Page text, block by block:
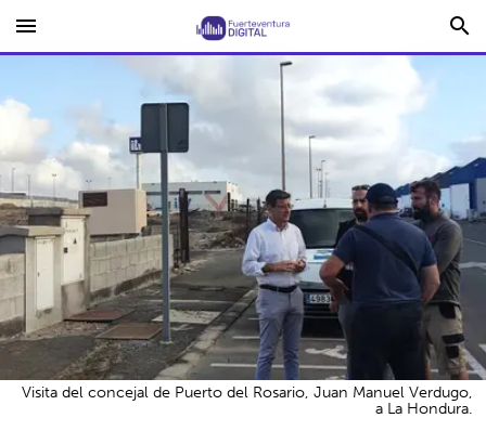
menu search
Visita del concejal de Puerto del Rosario, Juan Manuel Verdugo,
a La Hondura.